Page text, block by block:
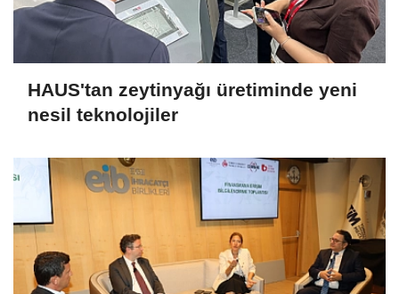
HAUS'tan zeytinyağı üretiminde yeni
nesil teknolojiler